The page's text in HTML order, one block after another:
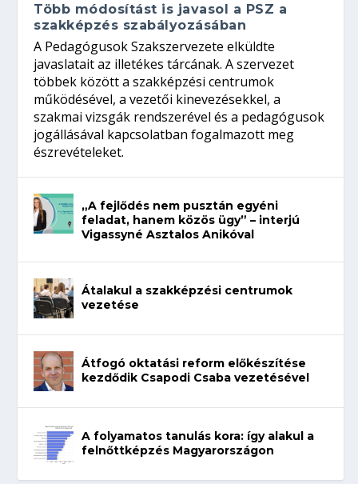
Több módosítást is javasol a PSZ a
szakképzés szabályozásában
A Pedagógusok Szakszervezete elküldte
javaslatait az illetékes tárcának. A szervezet
többek között a szakképzési centrumok
működésével, a vezetői kinevezésekkel, a
szakmai vizsgák rendszerével és a pedagógusok
jogállásával kapcsolatban fogalmazott meg
észrevételeket.
„A fejlődés nem pusztán egyéni
feladat, hanem közös ügy” – interjú
Vigassyné Asztalos Anikóval
Átalakul a szakképzési centrumok
vezetése
Átfogó oktatási reform előkészítése
kezdődik Csapodi Csaba vezetésével
A folyamatos tanulás kora: így alakul a
felnőttképzés Magyarországon